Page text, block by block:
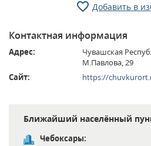
Добавить в
Контактная информация
Адрес:
Чувашская
М.Павлова, 29
Сайт:
https://
Ближайший населённый
Чебоксары: